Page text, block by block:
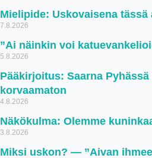
Mielipide: Uskovaisena tässä
7.8.2026
”Ai näinkin voi
5.8.2026
Pääkirjoitus: Saarna
korvaamaton
4.8.2026
Näkökulma: Olemme
3.8.2026
Miksi uskon? — ”Aivan